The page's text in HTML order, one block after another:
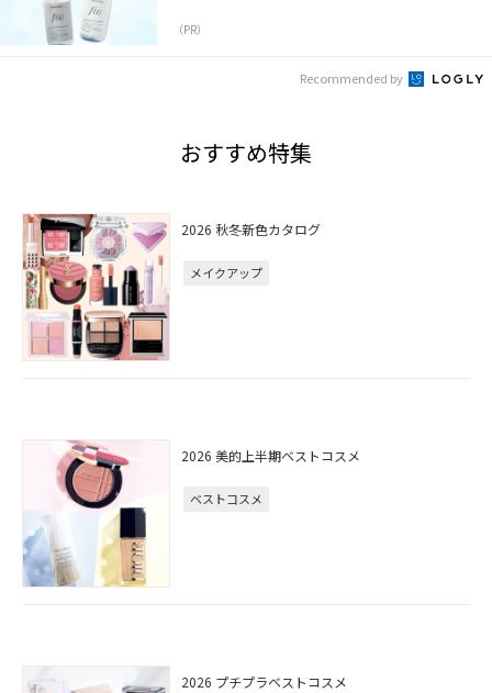
（PR）
Recommended by
おすすめ特集
2026 秋冬新色カタログ
メイクアップ
2026 美的上半期ベストコスメ
ベストコスメ
2026 プチプラベストコスメ